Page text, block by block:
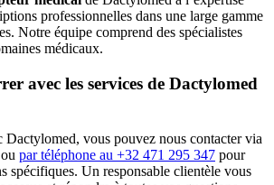
professionnelles dans une large gamme
Notre équipe comprend des spécialistes
médicaux.
avec les services de Dactylomed
Dactylomed, vous pouvez nous contacter via
ou par téléphone au +32 471 295 347 pour
spécifiques. Un responsable clientèle vous